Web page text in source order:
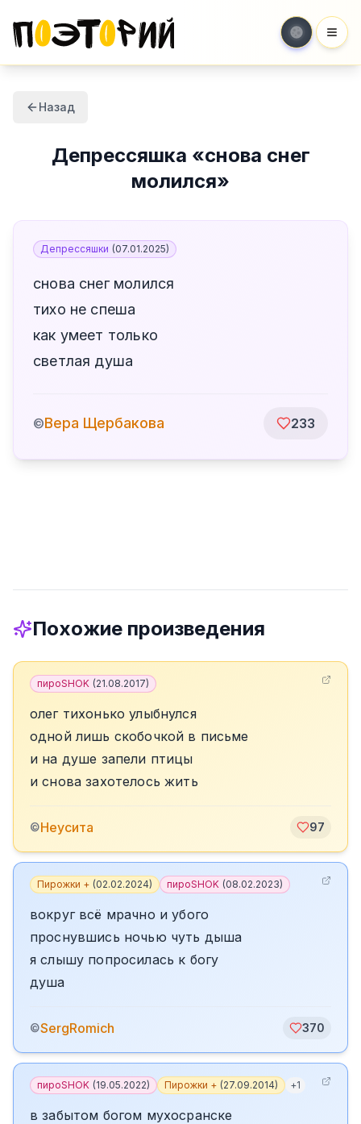
Назад
Депрессяшка «снова снег
молился»
Депрессяшки (07.01.2025)
снова снег молился
тихо не спеша
как умеет только
светлая душа
©Вера Щербакова 233
Похожие произведения
пироSHOK (21.08.2017)
олег тихонько улыбнулся
одной лишь скобочкой в письме
и на душе запели птицы
и снова захотелось жить
©Неусита 97
Пирожки + (02.02.2024) пироSHOK (08.02.2023)
вокруг всё мрачно и убого
проснувшись ночью чуть дыша
я слышу попросилась к богу
душа
©SergRomich 370
пироSHOK (19.05.2022) Пирожки + (27.09.2014) +1
в забытом богом мухосранске